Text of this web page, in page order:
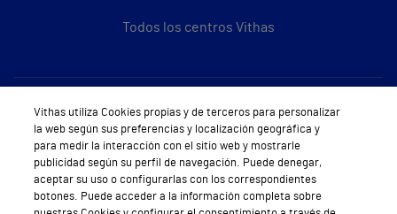
Todos los centros Vithas
Sobre Vithas
Quiénes somos
Trabajar en Vithas
Teléfono Cita Médica
Vithas utiliza Cookies propias y de terceros para personalizar
la web según sus preferencias y localización geográfica y
para medir la interacción con el sitio web y mostrarle
publicidad según su perfil de navegación. Puede denegar,
aceptar su uso o configurarlas con los correspondientes
botones. Puede acceder a la información completa sobre